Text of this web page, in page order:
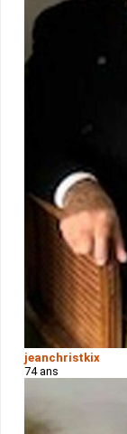
jeanchristkix
74 ans